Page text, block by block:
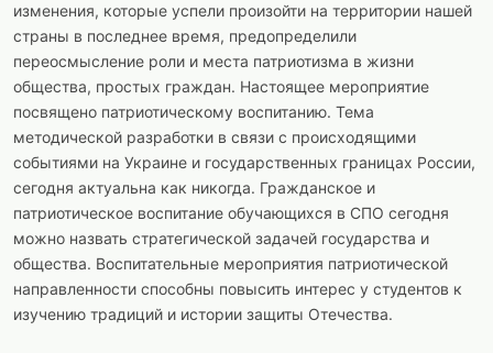
изменения, которые успели произойти на территории нашей
страны в последнее время, предопределили
переосмысление роли и места патриотизма в жизни
общества, простых граждан. Настоящее мероприятие
посвящено патриотическому воспитанию. Тема
методической разработки в связи с происходящими
событиями на Украине и государственных границах России,
сегодня актуальна как никогда. Гражданское и
патриотическое воспитание обучающихся в СПО сегодня
можно назвать стратегической задачей государства и
общества. Воспитательные мероприятия патриотической
направленности способны повысить интерес у студентов к
изучению традиций и истории защиты Отечества.